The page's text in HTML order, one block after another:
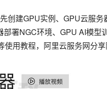
创建GPU实例、GPU云服
署NGC环境、GPU AI模
用教程，阿里云服务网分